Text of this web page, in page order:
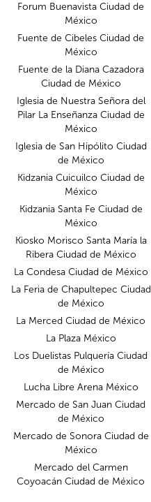
Forum Buenavista Ciudad de
México
Fuente de Cibeles Ciudad de
México
Fuente de la Diana Cazadora
Ciudad de México
Iglesia de Nuestra Señora del
Pilar La Enseñanza Ciudad de
México
Iglesia de San Hipólito Ciudad
de México
Kidzania Cuicuilco Ciudad de
México
Kidzania Santa Fe Ciudad de
México
Kiosko Morisco Santa María la
Ribera Ciudad de México
La Condesa Ciudad de México
La Feria de Chapultepec Ciudad
de México
La Merced Ciudad de México
La Plaza México
Los Duelistas Pulquería Ciudad
de México
Lucha Libre Arena México
Mercado de San Juan Ciudad
de México
Mercado de Sonora Ciudad de
México
Mercado del Carmen
Coyoacán Ciudad de México